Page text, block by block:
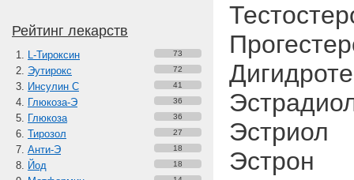
Рейтинг лекарств
L-Тироксин 73
Эутирокс 72
Инсулин С 41
Глюкоза-Э 36
Глюкоза 36
Тирозол 27
Анти-Э 18
Йод 18
Эстриол
Эстрон